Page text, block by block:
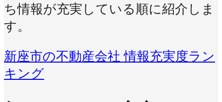
ち情報が充実している順に紹介しま
す。
新座市の不動産会社 情報充実度ラン
キング